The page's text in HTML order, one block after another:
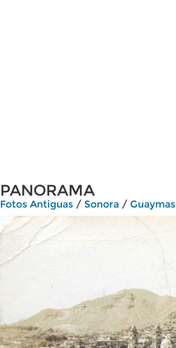
PANORAMA
Fotos Antiguas / Sonora / Guaymas